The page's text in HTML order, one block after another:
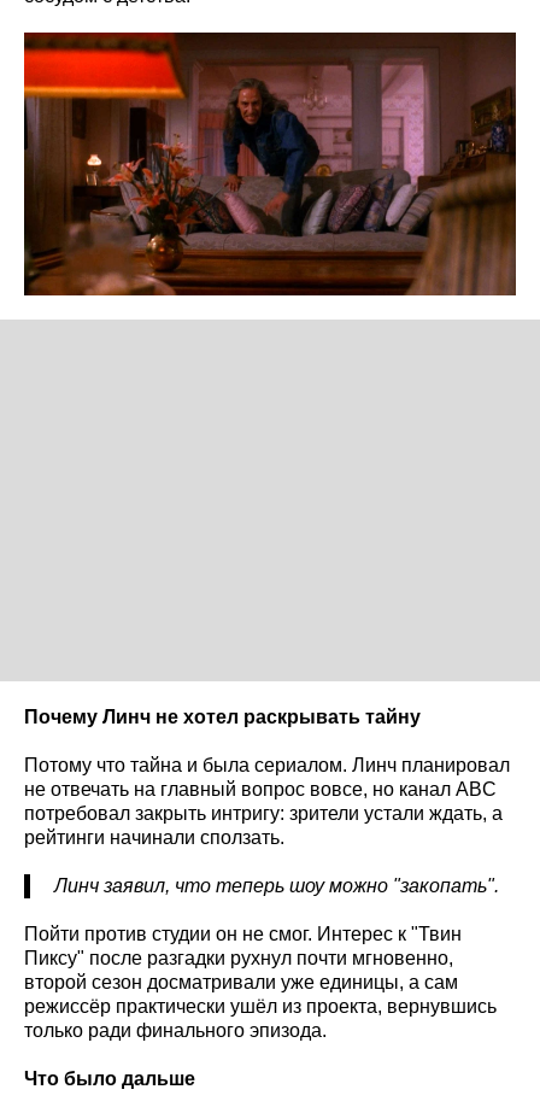
Почему Линч не хотел раскрывать тайну
Потому что тайна и была сериалом. Линч планировал
не отвечать на главный вопрос вовсе, но канал ABC
потребовал закрыть интригу: зрители устали ждать, а
рейтинги начинали сползать.
Линч заявил, что теперь шоу можно "закопать".
Пойти против студии он не смог. Интерес к "Твин
Пиксу" после разгадки рухнул почти мгновенно,
второй сезон досматривали уже единицы, а сам
режиссёр практически ушёл из проекта, вернувшись
только ради финального эпизода.
Что было дальше